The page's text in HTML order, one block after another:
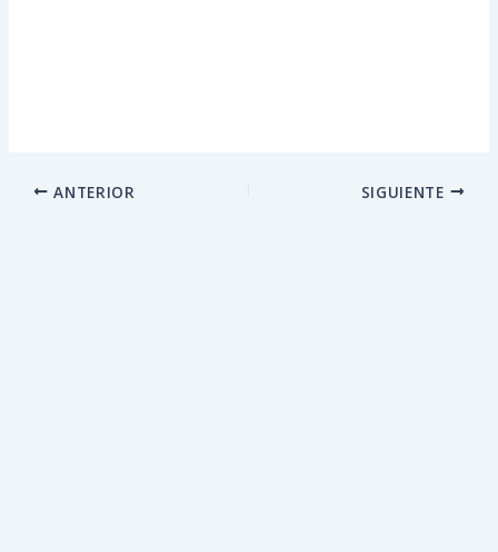
ANTERIOR SIGUIENTE